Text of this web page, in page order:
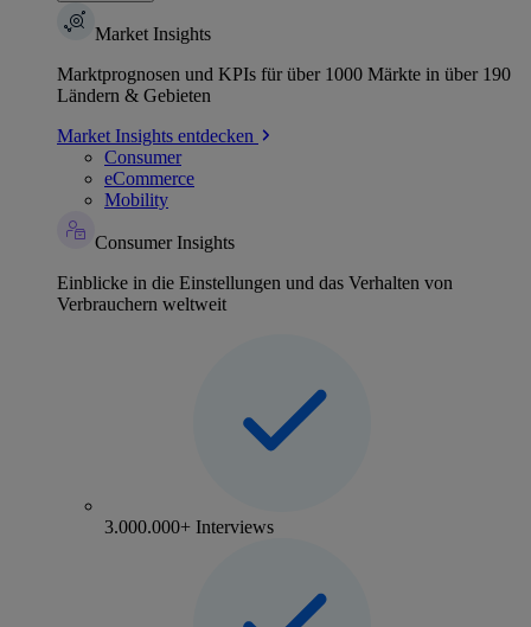
Market Insights
Marktprognosen und KPIs für über 1000 Märkte in über 190
Ländern & Gebieten
Market Insights entdecken
Consumer
eCommerce
Mobility
Consumer Insights
Einblicke in die Einstellungen und das Verhalten von
Verbrauchern weltweit
3.000.000+ Interviews